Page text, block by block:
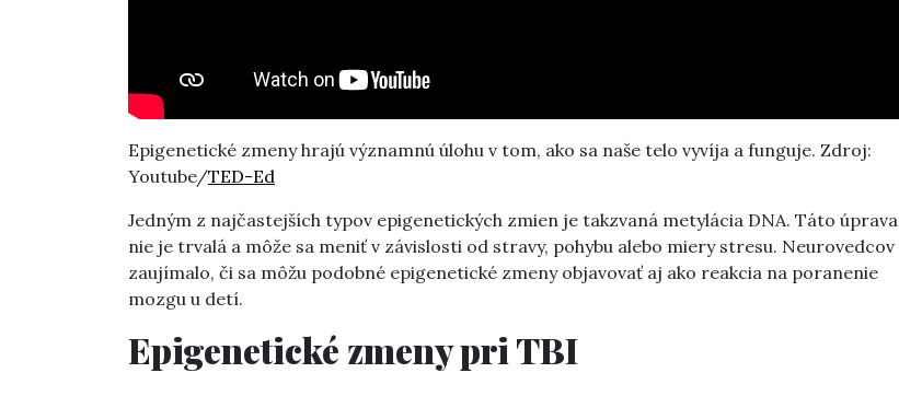
Epigenetické zmeny hrajú významnú úlohu v tom, ako sa naše telo vyvíja a funguje. Zdroj:
Youtube/TED-Ed
Jedným z najčastejších typov epigenetických zmien je takzvaná metylácia DNA. Táto úprava
nie je trvalá a môže sa meniť v závislosti od stravy, pohybu alebo miery stresu. Neurovedcov
zaujímalo, či sa môžu podobné epigenetické zmeny objavovať aj ako reakcia na poranenie
mozgu u detí.
Epigenetické zmeny pri TBI